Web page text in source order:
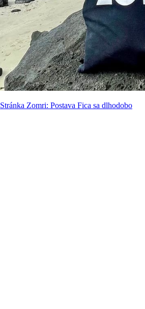
Stránka Zomri: Postava Fica sa dlhodobo